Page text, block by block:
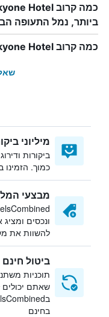
ביותר, נמל התעופה
כמה קרוב Skyone Hotel למרכז העיר קאושיונג?
מיליוני
ביקורות
כמוך.
מבצעי
ונכסים
להשוות את
ביטול חינם
תוכניות
שאתם יכולים
בחינם